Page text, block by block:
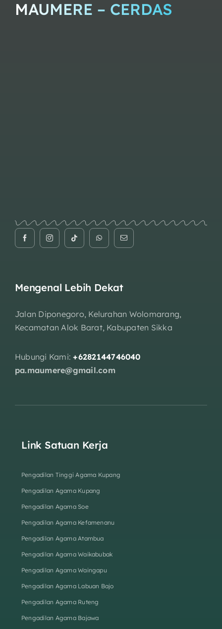
MAUMERE – CERDAS
Mengenal Lebih Dekat
Jalan Diponegoro, Kelurahan Wolomarang,
Kecamatan Alok Barat, Kabupaten Sikka
Hubungi Kami:+6282144746040
pa.maumere@gmail.com
Link Satuan Kerja
Pengadilan Tinggi Agama Kupang
Pengadilan Agama Kupang
Pengadilan Agama Soe
Pengadilan Agama Kefamenanu
Pengadilan Agama Atambua
Pengadilan Agama Waikabubak
Pengadilan Agama Waingapu
Pengadilan Agama Labuan Bajo
Pengadilan Agama Ruteng
Pengadilan Agama Bajawa